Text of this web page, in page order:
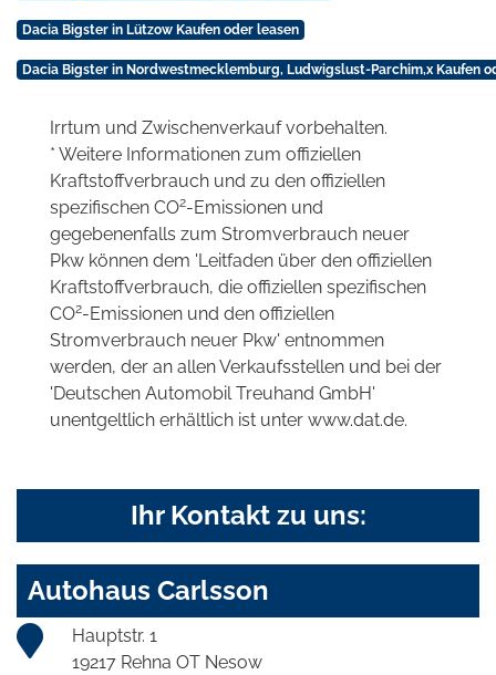
Dacia Bigster in Lützow Kaufen oder leasen
Dacia Bigster in Nordwestmecklemburg, Ludwigslust-Parchim,x Kaufen
Irrtum und Zwischenverkauf vorbehalten.
* Weitere Informationen zum offiziellen
Kraftstoffverbrauch und zu den offiziellen
spezifischen CO2-Emissionen und
gegebenenfalls zum Stromverbrauch neuer
Pkw können dem 'Leitfaden über den offiziellen
Kraftstoffverbrauch, die offiziellen spezifischen
CO2-Emissionen und den offiziellen
Stromverbrauch neuer Pkw' entnommen
werden, der an allen Verkaufsstellen und bei der
'Deutschen Automobil Treuhand GmbH'
unentgeltlich erhältlich ist unter www.dat.de.
Ihr Kontakt zu uns:
Autohaus Carlsson
Hauptstr. 1
19217 Rehna OT Nesow